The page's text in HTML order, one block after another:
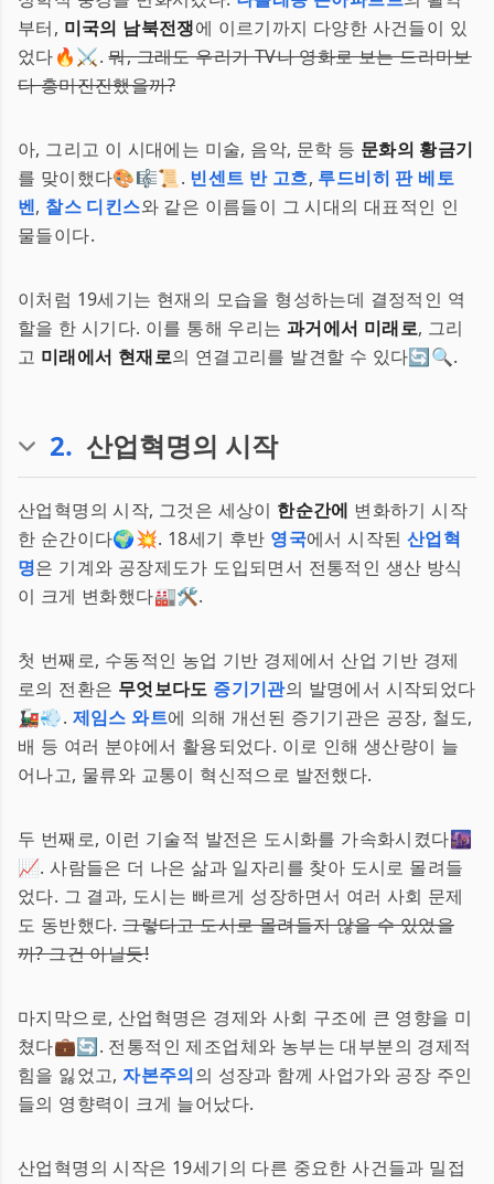
부터, 미국의 남북전쟁에 이르기까지 다양한 사건들이 있
었다🔥⚔️.뭐, 그래도 우리가 TV나 영화로 보는 드라마보
다 흥미진진했을까?
아, 그리고 이 시대에는 미술, 음악, 문학 등 문화의 황금기
를 맞이했다🎨🎼📜. 빈센트 반 고흐, 루드비히 판 베토
벤, 찰스 디킨스와 같은 이름들이 그 시대의 대표적인 인
물들이다.
이처럼 19세기는 현재의 모습을 형성하는데 결정적인 역
할을 한 시기다. 이를 통해 우리는 과거에서 미래로, 그리
고 미래에서 현재로의 연결고리를 발견할 수 있다🔄🔍.
2. 산업혁명의 시작
산업혁명의 시작, 그것은 세상이 한순간에 변화하기 시작
한 순간이다🌍💥. 18세기 후반 영국에서 시작된 산업혁
명은 기계와 공장제도가 도입되면서 전통적인 생산 방식
이 크게 변화했다🏭🛠.
첫 번째로, 수동적인 농업 기반 경제에서 산업 기반 경제
로의 전환은 무엇보다도 증기기관의 발명에서 시작되었다
🚂💨. 제임스 와트에 의해 개선된 증기기관은 공장, 철도,
배 등 여러 분야에서 활용되었다. 이로 인해 생산량이 늘
어나고, 물류와 교통이 혁신적으로 발전했다.
두 번째로, 이런 기술적 발전은 도시화를 가속화시켰다🌆
📈. 사람들은 더 나은 삶과 일자리를 찾아 도시로 몰려들
었다. 그 결과, 도시는 빠르게 성장하면서 여러 사회 문제
도 동반했다.그렇다고 도시로 몰려들지 않을 수 있었을
까? 그건 아닐듯!
마지막으로, 산업혁명은 경제와 사회 구조에 큰 영향을 미
쳤다💼🔄. 전통적인 제조업체와 농부는 대부분의 경제적
힘을 잃었고,자본주의의 성장과 함께 사업가와 공장 주인
들의 영향력이 크게 늘어났다.
산업혁명의 시작은 19세기의 다른 중요한 사건들과 밀접